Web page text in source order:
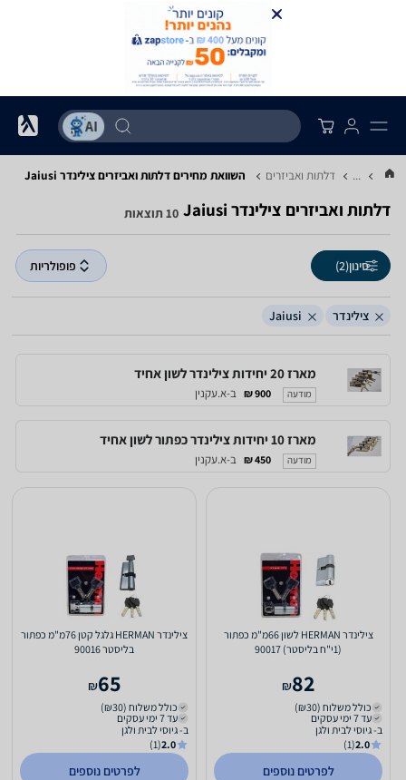
... דלתות ואביזרים השוואת מחירים דלתות ואביזרים ‏צילינדר ‏Jaiusi
דלתות ואביזרים ‏צילינדר ‏Jaiusi 10 תוצאות
סינון(2) פופולריות
צילינדר Jaiusi
מארז 20 יחידות צילינדר לשון אחיד
מודעה 900 ₪ ב-א.עקנין
מארז 10 יחידות צילינדר כפתור לשון אחיד
מודעה 450 ₪ ב-א.עקנין
צילינדר HERMAN לשון 66מ"מ כפתור
(1י"ח בליסטר) 90017
82
₪
כולל משלוח (₪30)
עד 7 ימי עסקים
ב- גיוסי לבית ולגן
2.0
(1)
לפרטים נוספים
צילינדר HERMAN גלגל קטן 76מ"מ כפתור
בליסטר 90016
65
₪
כולל משלוח (₪30)
עד 7 ימי עסקים
ב- גיוסי לבית ולגן
2.0
(1)
לפרטים נוספים